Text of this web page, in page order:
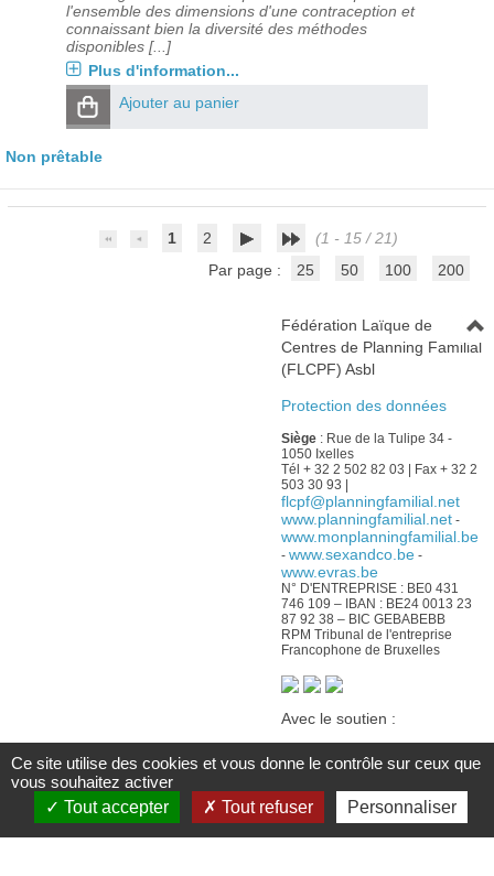
l'ensemble des dimensions d'une contraception et
connaissant bien la diversité des méthodes
disponibles [...]
Plus d'information...
Ajouter au panier
Non prêtable
1 2
(1 - 15 / 21)
Par page :
25 50 100 200
Fédération Laïque de
Centres de Planning Familial
(FLCPF) Asbl
Protection des données
Siège: Rue de la Tulipe 34 -
1050 Ixelles
Tél + 32 2 502 82 03 | Fax + 32 2
503 30 93 |
flcpf@planningfamilial.net
www.planningfamilial.net-
www.monplanningfamilial.be
- www.sexandco.be-
www.evras.be
N° D'ENTREPRISE : BE0 431
746 109 – IBAN : BE24 0013 23
87 92 38 – BIC GEBABEBB
RPM Tribunal de l'entreprise
Francophone de Bruxelles
Avec le soutien :
De la Fédération Wallonie-
Bruxelles
Du Service public
francophone bruxellois
Commission communautaire
française
Ce site utilise des cookies et vous donne le contrôle sur ceux que
vous souhaitez activer
Tout accepter
Tout refuser Personnaliser